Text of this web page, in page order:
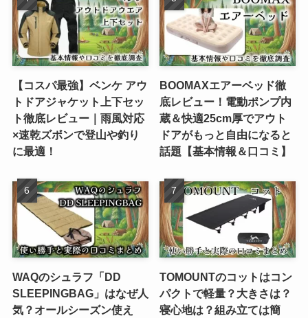
【コスパ最強】ベンケ アウ
トドアジャケット上下セッ
ト徹底レビュー｜雨風対応
×速乾ズボンで登山や釣り
に最適！
BOOMAXエアーベッド徹
底レビュー！電動ポンプ内
蔵＆快適25cm厚でアウト
ドアがもっと自由になると
話題【基本情報＆口コミ】
WAQのシュラフ「DD
SLEEPINGBAG」はなぜ人
気？オールシーズン使え
TOMOUNTのコットはコン
パクトで軽量？大きさは？
寝心地は？組み立ては簡